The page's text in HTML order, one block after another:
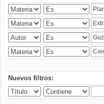
Nuevos filtros: